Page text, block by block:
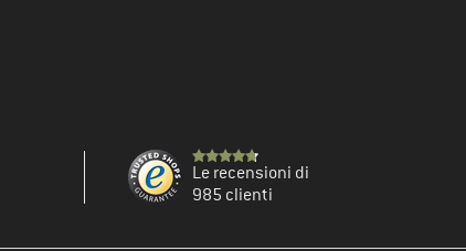
Le recensioni di
985 clienti